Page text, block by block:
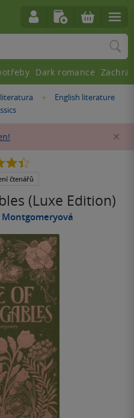
»
English literature
(Luxe Edition)
čtenářů
Dark romance